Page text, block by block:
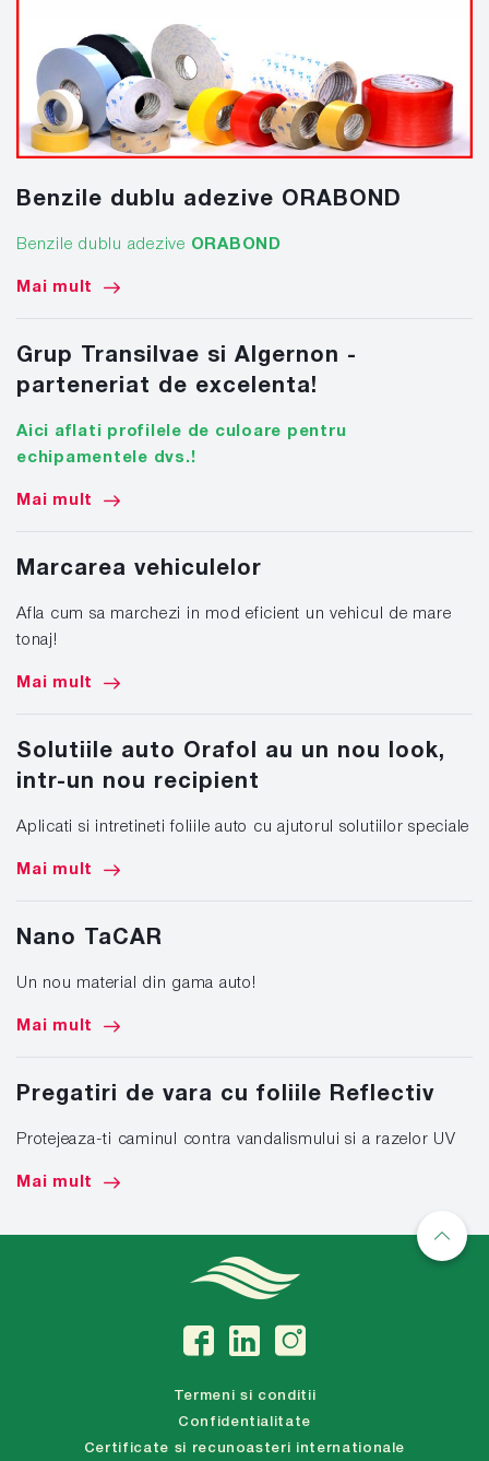
Benzile dublu adezive ORABOND
Benzile dublu adezive ORABOND
Mai mult
Grup Transilvae si Algernon -
parteneriat de excelenta!
Aici aflati profilele de culoare pentru
echipamentele dvs.!
Mai mult
Marcarea vehiculelor
Afla cum sa marchezi in mod eficient un vehicul de mare
tonaj!
Mai mult
Solutiile auto Orafol au un nou look,
intr-un nou recipient
Aplicati si intretineti foliile auto cu ajutorul solutiilor speciale
Mai mult
Nano TaCAR
Un nou material din gama auto!
Mai mult
Pregatiri de vara cu foliile Reflectiv
Protejeaza-ti caminul contra vandalismului si a razelor UV
Mai mult
Termeni si conditii
Confidentialitate
Certificate si recunoasteri internationale